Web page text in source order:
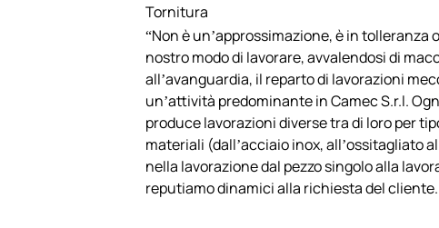
Tornitura
“Non è un’approssimazione, è in tolleranza
nostro modo di lavorare, avvalendosi di
all’avanguardia, il reparto di lavorazioni
un’attività predominante in Camec S.r.l.
produce lavorazioni diverse tra di loro per
materiali (dall’acciaio inox, all’ossitagliato
nella lavorazione dal pezzo singolo alla
reputiamo dinamici alla richiesta del cliente.